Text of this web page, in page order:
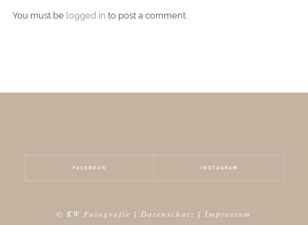
You must be logged in to post a comment.
FACEBOOK INSTAGRAM
© KW Fotografie |Datenschutz |Impressum